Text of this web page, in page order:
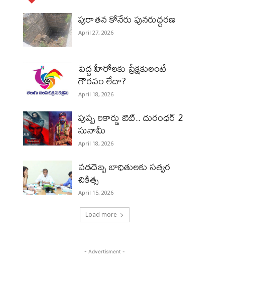
పురాత‌న కోనేరు పున‌రుద్ధ‌ర‌ణ
April 27, 2026
పెద్ద హీరోల‌కు ప్రేక్ష‌కులంటే
గౌర‌వం లేదా?
April 18, 2026
పుష్ప రికార్డు ఔట్‌.. దురంధ‌ర్ 2
సునామీ
April 18, 2026
వడదెబ్బ బాధితులకు సత్వర
చికిత్స
April 15, 2026
Load more
- Advertisment -